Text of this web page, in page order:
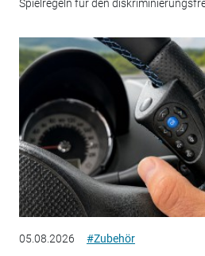
Spielregeln für den
05.08.2026 #Zubehör